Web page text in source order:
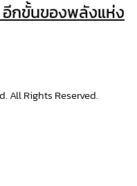
อีกขั้นของพลังแห่ง
All Rights Reserved.